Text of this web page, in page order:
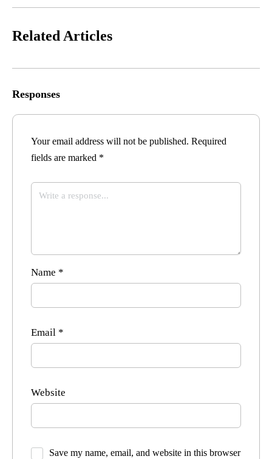
Related Articles
Responses
Your email address will not be published. Required
fields are marked *
Name *
Email *
Website
Save my name, email, and website in this browser